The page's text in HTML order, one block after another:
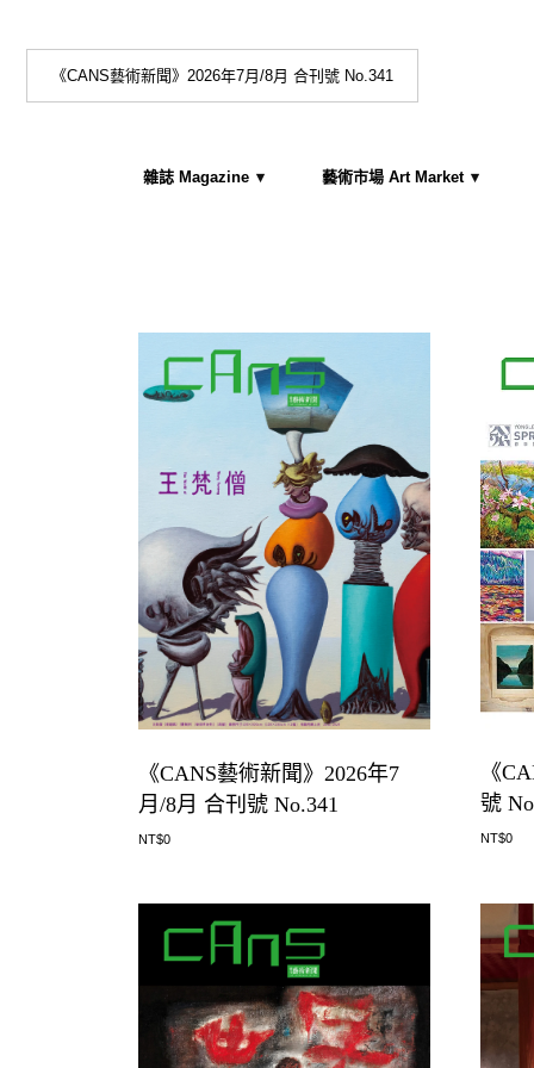
《CANS藝術新聞》2026年7月/8月 合刊號 No.341
雜誌 Magazine 藝術市場 Art Market
《CANS藝術新聞》2026年7
月/8月 合刊號 No.341
NT$0
《
號
NT$0